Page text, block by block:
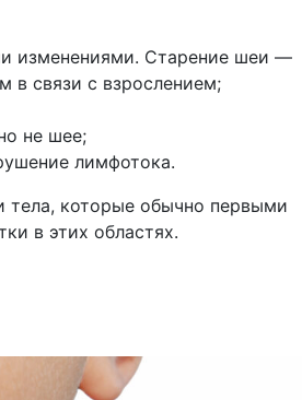
изменениями. Старение шеи —
в связи с взрослением;
не шее;
лимфотока.
тела, которые обычно первыми
в этих областях.